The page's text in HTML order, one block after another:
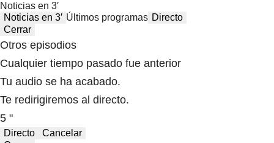
Noticias en 3′
Noticias en 3′ Últimos programas Directo
Cerrar
Otros episodios
Cualquier tiempo pasado fue anterior
Tu audio se ha acabado.
Te redirigiremos al directo.
5 "
Directo
Cancelar